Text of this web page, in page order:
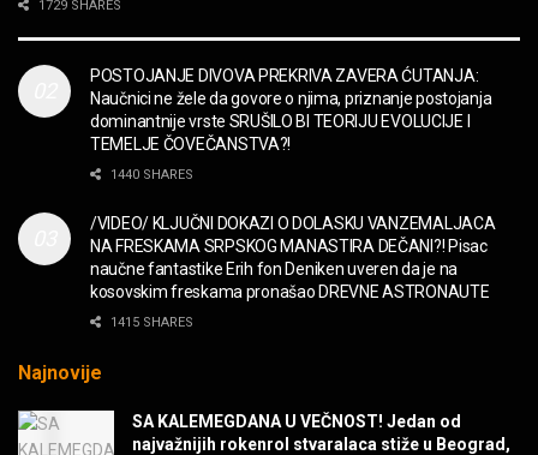
“Missin’ Yo’ Kissin'” BILLY ZZ TOP
MUZIKA
FILM
MUZIKA
1729 SHARES
POSTOJANJE DIVOVA PREKRIVA ZAVERA ĆUTANJA:
Naučnici ne žele da govore o njima, priznanje postojanja
dominantnije vrste SRUŠILO BI TEORIJU EVOLUCIJE I
TEMELJE ČOVEČANSTVA?!
1440 SHARES
/VIDEO/ KLJUČNI DOKAZI O DOLASKU VANZEMALJACA
NA FRESKAMA SRPSKOG MANASTIRA DEČANI?! Pisac
naučne fantastike Erih fon Deniken uveren da je na
kosovskim freskama pronašao DREVNE ASTRONAUTE
1415 SHARES
Najnovije
SA KALEMEGDANA U VEČNOST! Jedan od
najvažnijih rokenrol stvaralaca stiže u Beograd,